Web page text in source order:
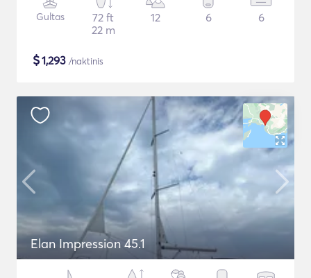
Gultas
72 ft
22 m
12 6 6
$1,293 /naktinis
Elan Impression 45.1